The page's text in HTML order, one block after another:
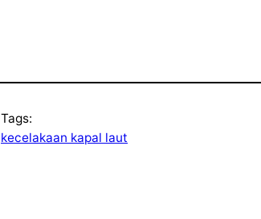
Tags:
kecelakaan kapal laut